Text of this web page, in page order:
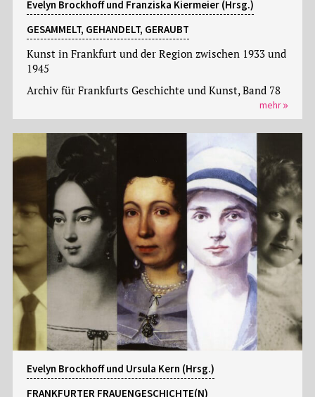
Evelyn Brockhoff und Franziska Kiermeier (Hrsg.)
GESAMMELT, GEHANDELT, GERAUBT
Kunst in Frankfurt und der Region zwischen 1933 und
1945
Archiv für Frankfurts Geschichte und Kunst, Band 78
mehr
Evelyn Brockhoff und Ursula Kern (Hrsg.)
FRANKFURTER FRAUENGESCHICHTE(N)